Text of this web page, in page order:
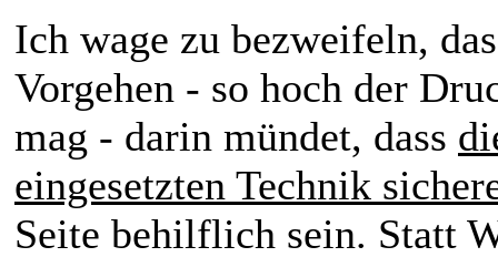
Ich wage zu bezweifeln,
Vorgehen - so hoch der
mag - darin mündet, dass
eingesetzten Technik
Seite behilflich sein. Statt